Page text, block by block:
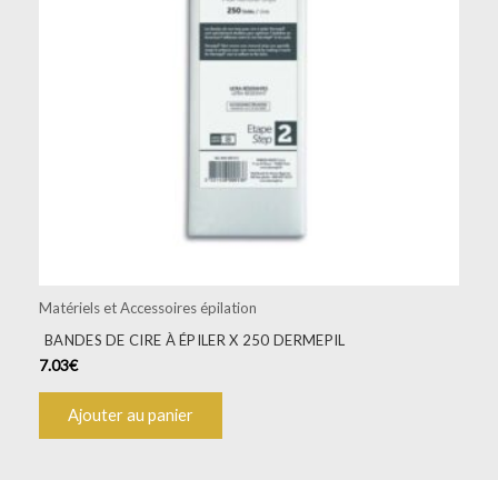
Matériels et Accessoires épilation
BANDES DE CIRE À ÉPILER X 250 DERMEPIL
7.03€
Ajouter au panier